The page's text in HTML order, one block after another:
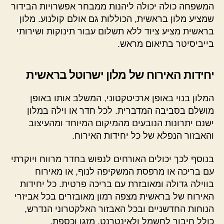
המשפחה כולה יכולה ליהנות ממבחר אפשרויות הבידור
שמציע מלון בראשית, הכוללות גם אולם קולנוע. מלון
בראשית מציע ציוד ללא תשלום עבור תינוקות ושירותי
בייביסיטר בתיאום מראש.
יחידות האירוח של מלון ישרוטל בראשית
המלון בנוי באופן ארכיטקטוני, המשלב אותו באופן
מושלם בסביבה המדברית. לכל חדר או וילה במלון
ישנם יתרונות הנובעים מהמיקום המיוחד ומהעיצוב
והאבזור הנפלא של כל יחידות האירוח.
בנוסף לכך יכולים האורחים לנפוש בחדר מרווח ויוקרתי
עם בריכה או מרפסת המשקיפה לנוף, או מאירוח
בווילה גדולה ומאובזרת עם בריכה פרטית. כל יחידות
האירוח של בראשית מצפה רמון מאובזרים בכל אביזרי
הנוחות החדשניים ובכל האבזור האלקטרוני הנדרש,
כולל חיבור לחשמל ולאינטרנט, מזגן וכספת.